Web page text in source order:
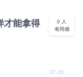
，背后似乎有一
孩子爸爸不喜欢
女思想。也可能
，所以导致了你
才能拿得
0 人
有同感
07-29